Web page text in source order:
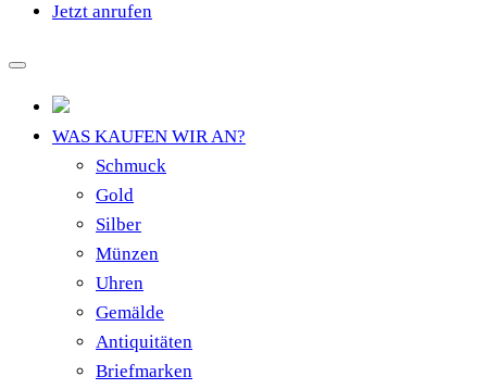
Jetzt anrufen
WAS KAUFEN WIR AN?
Schmuck
Gold
Silber
Münzen
Uhren
Gemälde
Antiquitäten
Briefmarken